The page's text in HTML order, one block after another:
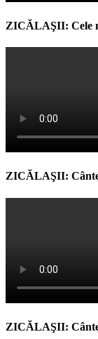
ZICĂLAŞII: Cele
ZICĂLAŞII:
ZICĂLAŞII: